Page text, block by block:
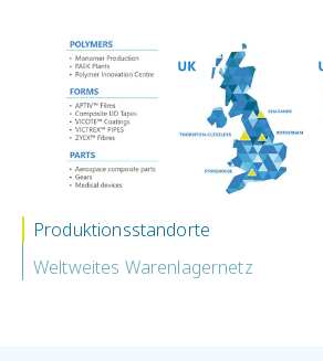
Produktionsstandorte
Weltweites Warenlagernetz